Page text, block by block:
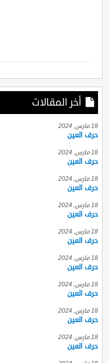
أخر المقالات
18 مارس, 2024
حرف العين
18 مارس, 2024
حرف العين
18 مارس, 2024
حرف العين
18 مارس, 2024
حرف العين
18 مارس, 2024
حرف العين
18 مارس, 2024
حرف العين
18 مارس, 2024
حرف العين
18 مارس, 2024
حرف العين
18 مارس, 2024
حرف العين